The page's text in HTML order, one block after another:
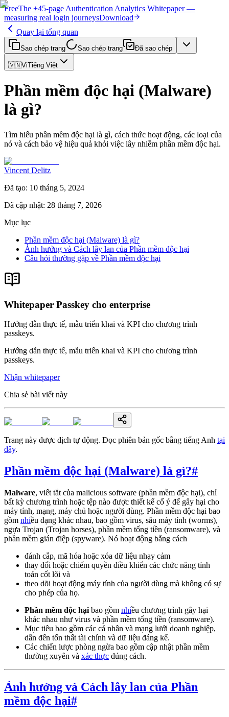
FreeThe +45-page Authentication Analytics Whitepaper —
measuring real login journeysDownload
Quay lại tổng quan
Sao chép trang Sao chép trang Đã sao chép
🇻🇳ViTiếng Việt
Phần mềm độc hại (Malware)
là gì?
Tìm hiểu phần mềm độc hại là gì, cách thức hoạt động, các loại của
nó và cách bảo vệ hiệu quả khỏi việc lây nhiễm phần mềm độc hại.
Vincent Delitz
Đã tạo: 10 tháng 5, 2024
Đã cập nhật: 28 tháng 7, 2026
Mục lục
Phần mềm độc hại (Malware) là gì?
Ảnh hưởng và Cách lây lan của Phần mềm độc hại
Câu hỏi thường gặp về Phần mềm độc hại
Whitepaper Passkey cho enterprise
Hướng dẫn thực tế, mẫu triển khai và KPI cho chương trình
passkeys.
Hướng dẫn thực tế, mẫu triển khai và KPI cho chương trình
passkeys.
Nhận whitepaper
Chia sẻ bài viết này
Trang này được dịch tự động. Đọc phiên bản gốc bằng tiếng Anh tại
đây.
Phần mềm độc hại (Malware) là gì?#
Malware, viết tắt của malicious software (phần mềm độc hại), chỉ
bất kỳ chương trình hoặc tệp nào được thiết kế cố ý để gây hại cho
máy tính, mạng, máy chủ hoặc người dùng. Phần mềm độc hại bao
gồm nhiều dạng khác nhau, bao gồm virus, sâu máy tính (worms),
ngựa Trojan (Trojan horses), phần mềm tống tiền (ransomware), và
phần mềm gián điệp (spyware). Nó hoạt động bằng cách
đánh cắp, mã hóa hoặc xóa dữ liệu nhạy cảm
thay đổi hoặc chiếm quyền điều khiển các chức năng tính
toán cốt lõi và
theo dõi hoạt động máy tính của người dùng mà không có sự
cho phép của họ.
Phần mềm độc hại bao gồm nhiều chương trình gây hại
khác nhau như virus và phần mềm tống tiền (ransomware).
Mục tiêu bao gồm các cá nhân và mạng lưới doanh nghiệp,
dẫn đến tổn thất tài chính và dữ liệu đáng kể.
Các chiến lược phòng ngừa bao gồm cập nhật phần mềm
thường xuyên và xác thực đúng cách.
Ảnh hưởng và Cách lây lan của Phần
mềm độc hại#